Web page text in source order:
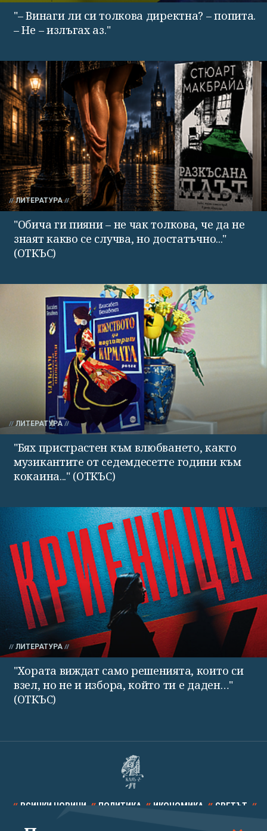
"– Винаги ли си толкова директна? – попита.
– Не – излъгах аз."
ЛИТЕРАТУРА
"Обича ги пияни – не чак толкова, че да не
знаят какво се случва, но достатъчно..."
(ОТКЪС)
ЛИТЕРАТУРА
"Бях пристрастен към влюбването, както
музикантите от седемдесетте години към
кокаина..." (ОТКЪС)
ЛИТЕРАТУРА
"Хората виждат само решенията, които си
взел, но не и избора, който ти е даден…"
(ОТКЪС)
ВСИЧКИ НОВИНИ ПОЛИТИКА ИКОНОМИКА СВЕТЪТ